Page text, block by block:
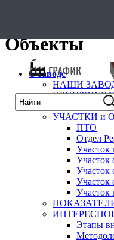
Объекты
О заводе
НАШИ
УЧАСТКИ и
ПТО
Отдел
Участок
Участок
Участок
Участок
Участок
Этапы